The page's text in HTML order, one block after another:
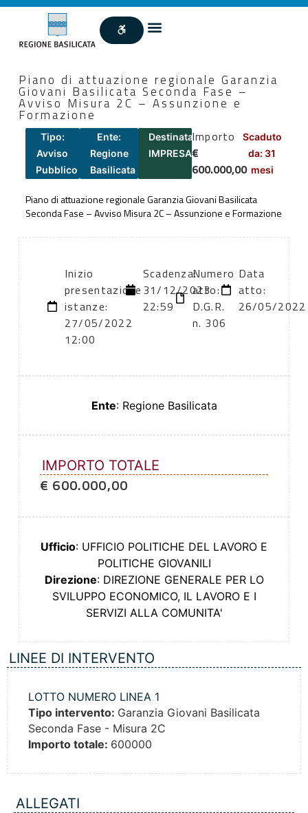
Piano di attuazione regionale Garanzia
Giovani Basilicata Seconda Fase –
Avviso Misura 2C – Assunzione e
Formazione
Tipo:
Avviso
Pubblico
Ente:
Regione
Basilicata
Destinatari:
IMPRESA
Importo
€
600.000,00
Scaduto
da: 31
mesi
Piano di attuazione regionale Garanzia Giovani Basilicata
Seconda Fase – Avviso Misura 2C – Assunzione e Formazione
Inizio
presentazione
istanze:
27/05/2022
12:00
Scadenza:
31/12/2023
22:59
Numero
atto:
D.G.R.
n. 306
Data
atto:
26/05/2022
Ente: Regione Basilicata
IMPORTO TOTALE
€ 600.000,00
Ufficio: UFFICIO POLITICHE DEL LAVORO E
POLITICHE GIOVANILI
Direzione: DIREZIONE GENERALE PER LO
SVILUPPO ECONOMICO, IL LAVORO E I
SERVIZI ALLA COMUNITA'
LINEE DI INTERVENTO
LOTTO NUMERO LINEA 1
Tipo intervento: Garanzia Giovani Basilicata
Seconda Fase - Misura 2C
Importo totale: 600000
ALLEGATI